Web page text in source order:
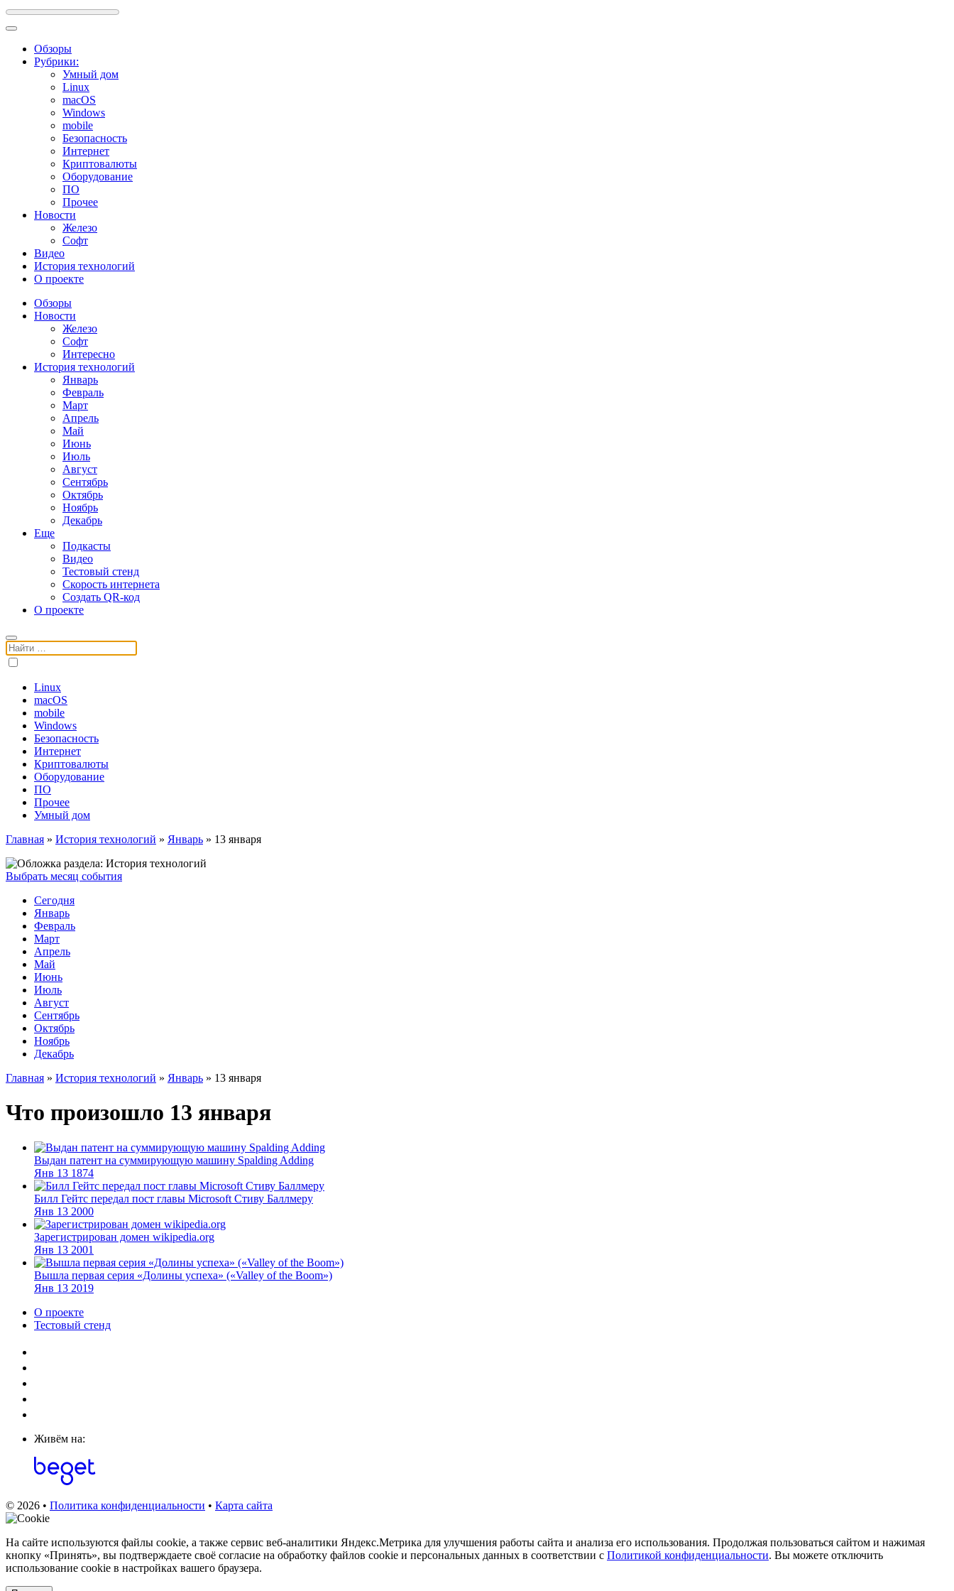
Обзоры
Рубрики:
Умный дом
Linux
macOS
Windows
mobile
Безопасность
Интернет
Криптовалюты
Оборудование
ПО
Прочее
Новости
Железо
Софт
Видео
История технологий
О проекте
Обзоры
Новости
Железо
Софт
Интересно
История технологий
Январь
Февраль
Март
Апрель
Май
Июнь
Июль
Август
Сентябрь
Октябрь
Ноябрь
Декабрь
Еще
Подкасты
Видео
Тестовый стенд
Скорость интернета
Создать QR-код
О проекте
Поиск:
Linux
macOS
mobile
Windows
Безопасность
Интернет
Криптовалюты
Оборудование
ПО
Прочее
Умный дом
Главная » История технологий » Январь » 13 января
Выбрать месяц события
Сегодня
Январь
Февраль
Март
Апрель
Май
Июнь
Июль
Август
Сентябрь
Октябрь
Ноябрь
Декабрь
Главная » История технологий » Январь » 13 января
Что произошло 13 января
Выдан патент на суммирующую машину Spalding Adding
Янв 13 1874
Билл Гейтс передал пост главы Microsoft Стиву Баллмеру
Янв 13 2000
Зарегистрирован домен wikipedia.org
Янв 13 2001
Вышла первая серия «Долины успеха» («Valley of the Boom»)
Янв 13 2019
О проекте
Тестовый стенд
Живём на:
© 2026 • Политика конфиденциальности • Карта сайта
На сайте используются файлы cookie, а также сервис веб‑аналитики Яндекс.Метрика для улучшения работы сайта и анализа его использования. Продолжая пользоваться сайтом и нажимая
кнопку «Принять», вы подтверждаете своё согласие на обработку файлов cookie и персональных данных в соответствии с Политикой конфиденциальности. Вы можете отключить
использование cookie в настройках вашего браузера.